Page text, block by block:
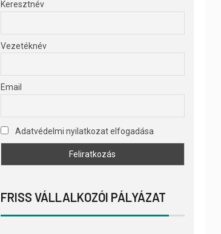
Keresztnév
Vezetéknév
Email
Adatvédelmi nyilatkozat elfogadása
FRISS VÁLLALKOZÓI PÁLYÁZAT